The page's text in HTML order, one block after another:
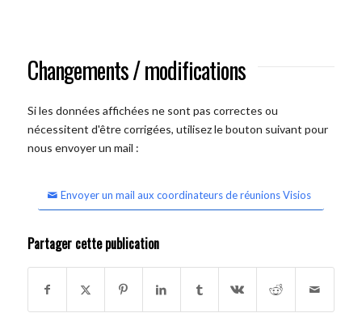
Changements / modifications
Si les données affichées ne sont pas correctes ou
nécessitent d'être corrigées, utilisez le bouton suivant pour
nous envoyer un mail :
Envoyer un mail aux coordinateurs de réunions Visios
Partager cette publication